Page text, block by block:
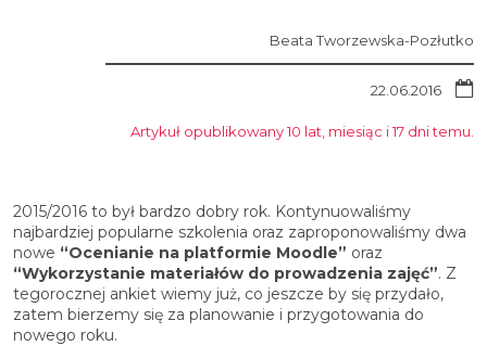
Beata Tworzewska-Pozłutko
22.06.2016
Artykuł opublikowany 10 lat, miesiąc i 17 dni temu.
2015/2016 to był bardzo dobry rok. Kontynuowaliśmy
najbardziej popularne szkolenia oraz zaproponowaliśmy dwa
nowe “Ocenianie na platformie Moodle” oraz
“Wykorzystanie materiałów do prowadzenia zajęć”. Z
tegorocznej ankiet wiemy już, co jeszcze by się przydało,
zatem bierzemy się za planowanie i przygotowania do
nowego roku.